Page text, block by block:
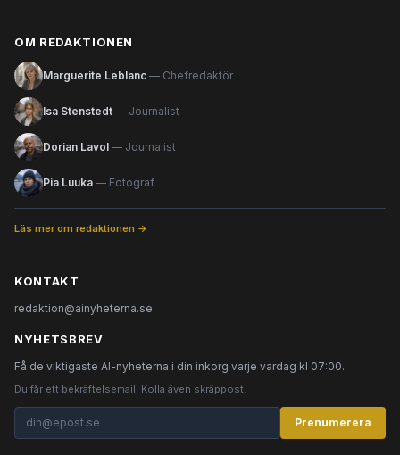
OM REDAKTIONEN
Marguerite Leblanc — Chefredaktör
Isa Stenstedt — Journalist
Dorian Lavol — Journalist
Pia Luuka — Fotograf
Läs mer om redaktionen →
KONTAKT
redaktion@ainyheterna.se
NYHETSBREV
Få de viktigaste AI-nyheterna i din inkorg varje vardag kl 07:00.
Du får ett bekräftelsemail. Kolla även skräppost.
Prenumerera